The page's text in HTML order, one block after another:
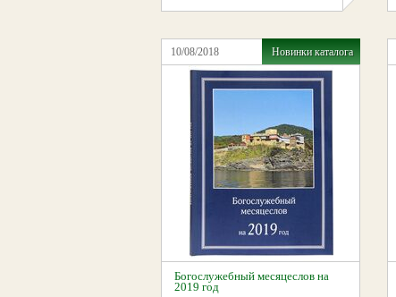
10/08/2018 Новинки каталога
Богослужебный месяцеслов на
2019 год